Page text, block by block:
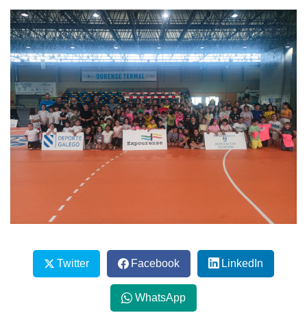
Twitter Facebook LinkedIn
WhatsApp